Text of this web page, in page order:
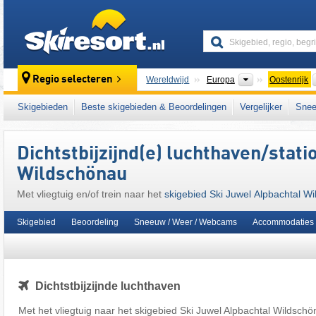
Regio selecteren Wereldwijd Europa Continenten
Oostenrijk
Wereldwijd Europa Continenten
Oostenrijk
West-Europa , Midden-Europa Europese
Skigebieden Beste skigebieden & Beoordelingen Vergelijker
Dichtstbijzijnd(e) luchthaven/
Wildschönau
Met vliegtuig en/of trein naar het skigebied Ski Juwel Alpbachtal
Skigebied Beoordeling Sneeuw / Weer / Webcams Accommodaties
Dichtstbijzijnde luchthaven
Met het vliegtuig naar het skigebied Ski Juwel Alpbachtal